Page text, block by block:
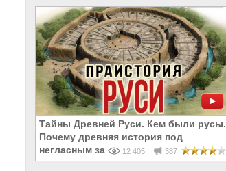
Тайны Древней Руси. Кем были русы.
Почему древняя история под
негласным запретом. Сергей Цветков
12 405 387